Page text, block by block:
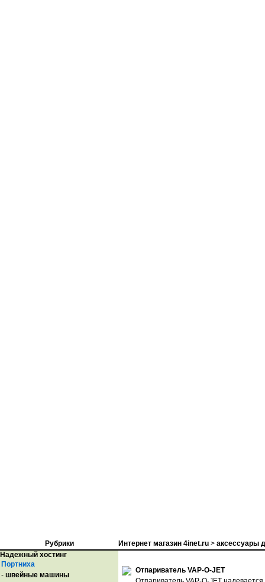
Рубрики
Надежный хостинг
Портниха
- швейные машины
Интернет магазин 4inet.ru > аксессуары
Отпариватель VAP-O-JET